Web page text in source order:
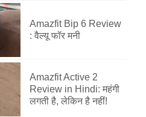
Amazfit Bip 6 Review
: वैल्यू फॉर मनी
Amazfit Active 2
Review in Hindi: महंगी
लगती है, लेकिन है नहीं!